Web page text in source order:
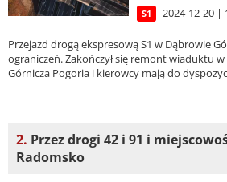
S1 2024-12-20 |
Przejazd drogą ekspresową S1 w Dąbrowie
ograniczeń. Zakończył się remont wiaduktu
Górnicza Pogoria i kierowcy mają do
2. Przez drogi 42 i 91 i
Radomsko